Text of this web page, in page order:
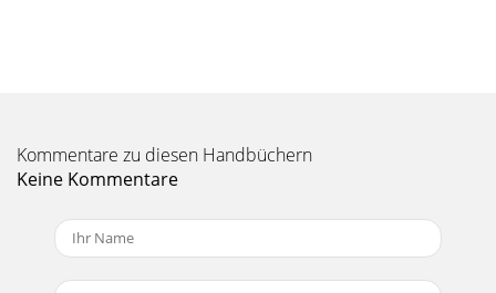
Kommentare zu diesen Handbüchern
Keine Kommentare